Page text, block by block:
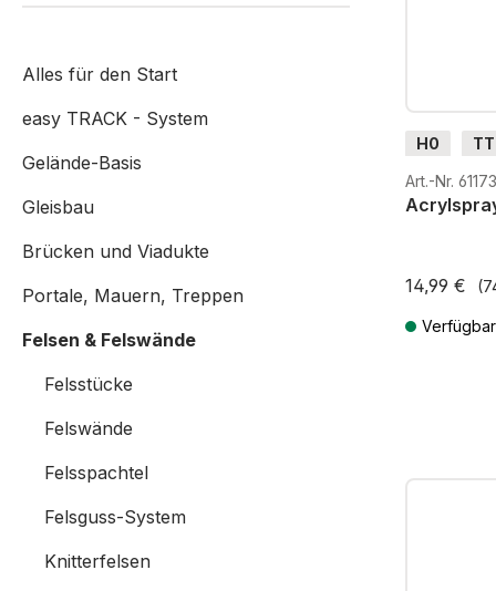
Alles für den Start
easy TRACK - System
Gelände-Basis
Gleisbau
Brücken und Viadukte
Portale, Mauern, Treppen
Felsen & Felswände
Felsstücke
Felswände
Felsspachtel
Felsguss-System
Knitterfelsen
H0 TT
G
H0m
Art.-Nr. 61173
14,99 €
Verfügbar